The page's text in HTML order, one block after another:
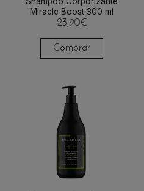
Miracle Boost 300 ml
23,90€
Comprar